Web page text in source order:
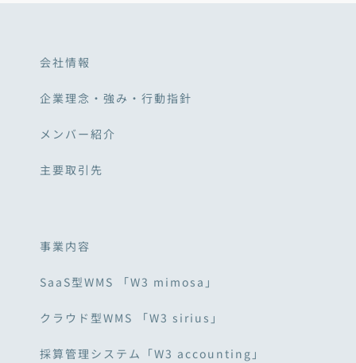
会社情報
企業理念・強み・行動指針
メンバー紹介
主要取引先
事業内容
SaaS型WMS 「W3 mimosa」
クラウド型WMS 「W3 sirius」
採算管理システム「W3 accounting」